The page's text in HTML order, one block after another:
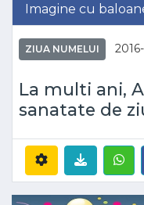
Imagine cu
ZIUA NUMELUI
La multi ani,
sanatate de